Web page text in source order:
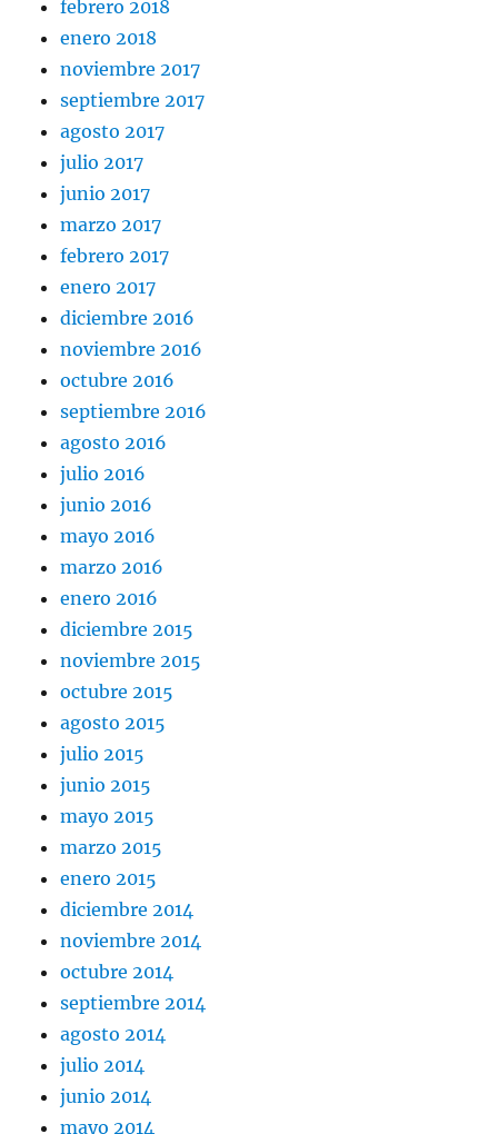
febrero 2018
enero 2018
noviembre 2017
septiembre 2017
agosto 2017
julio 2017
junio 2017
marzo 2017
febrero 2017
enero 2017
diciembre 2016
noviembre 2016
octubre 2016
septiembre 2016
agosto 2016
julio 2016
junio 2016
mayo 2016
marzo 2016
enero 2016
diciembre 2015
noviembre 2015
octubre 2015
agosto 2015
julio 2015
junio 2015
mayo 2015
marzo 2015
enero 2015
diciembre 2014
noviembre 2014
octubre 2014
septiembre 2014
agosto 2014
julio 2014
junio 2014
mayo 2014